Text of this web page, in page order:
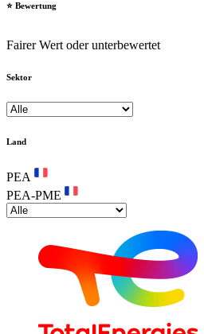
⭐️ Bewertung
Fairer Wert oder unterbewertet
Sektor
Land
PEA
PEA-PME